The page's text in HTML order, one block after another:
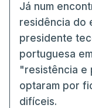
Já num
residência do
presidente
portuguesa
"resistência e
optaram por
difíceis.